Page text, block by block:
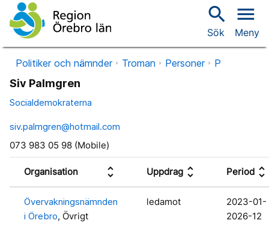
search
Sök
menu
Meny
Politiker och nämnder Troman Personer P
Siv Palmgren
Socialdemokraterna
siv.palmgren@hotmail.com
073 983 05 98 (Mobile)
Organisation unfold_more Uppdrag unfold_more Period unfold_more
Övervakningsnämnden
i Örebro, Övrigt
ledamot
2023-01-
2026-12